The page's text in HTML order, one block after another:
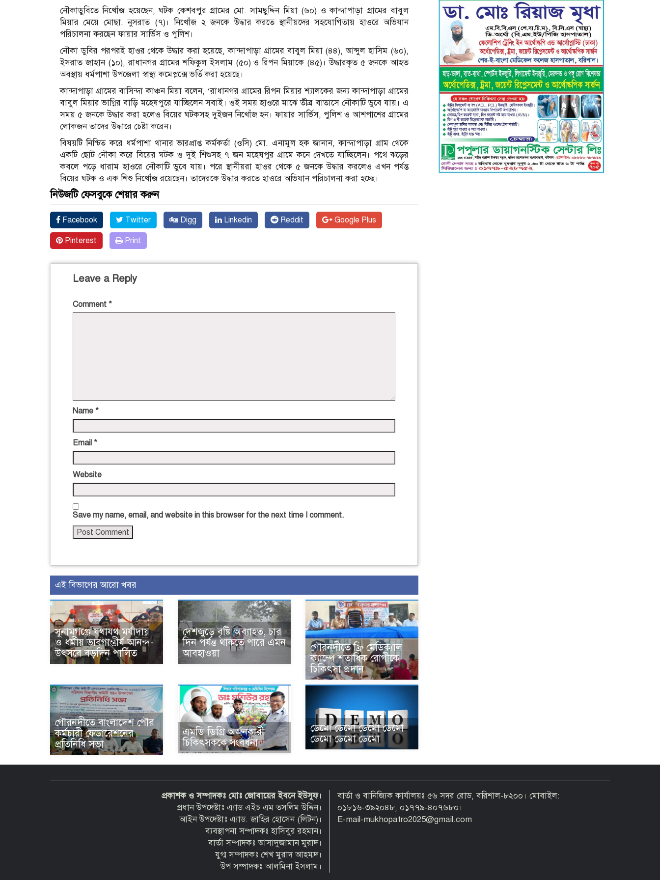
নৌকাডুবিতে নিখোঁজ হয়েছেন, ঘটক কেশবপুর গ্রামের মো. সামছুদ্দিন মিয়া (৬০) ও কান্দাপাড়া গ্রামের বাবুল
মিয়ার মেয়ে মোছা. নুসরাত (৭)। নিখোঁজ ২ জনকে উদ্ধার করতে স্থানীয়দের সহযোগিতায় হাওরে অভিযান
পরিচালনা করছেন ফায়ার সার্ভিস ও পুলিশ।
নৌকা ডুবির পরপরই হাওর থেকে উদ্ধার করা হয়েছে, কান্দাপাড়া গ্রামের বাবুল মিয়া (৪৪), আব্দুল হাসিম (৬০),
ইসরাত জাহান (১০), রাধানগর গ্রামের শফিকুল ইসলাম (৫০) ও রিপন মিয়াকে (৪৫)। উদ্ধারকৃত ৫ জনকে আহত
অবস্থায় ধর্মপাশা উপজেলা স্বাস্থ্য কমেপ্লক্সে ভর্তি করা হয়েছে।
কান্দাপাড়া গ্রামের বাসিন্দা কাঞ্চন মিয়া বলেন, ‘রাধানগর গ্রামের রিপন মিয়ার শ্যালকের জন্য কান্দাপাড়া গ্রামের
বাবুল মিয়ার ভাগ্নির বাড়ি মহেষপুরে যাচ্ছিলেন সবাই। ওই সময় হাওরে মাঝে তীব্র বাতাসে নৌকাটি ডুবে যায়। এ
সময় ৫ জনকে উদ্ধার করা হলেও বিয়ের ঘটকসহ দুইজন নিখোঁজ হন। ফায়ার সার্ভিস, পুলিশ ও আশপাশের গ্রামের
লোকজন তাদের উদ্ধারে চেষ্টা করেন।
বিষয়টি নিশ্চিত করে ধর্মপাশা থানার ভারপ্রাপ্ত কর্মকর্তা (ওসি) মো. এনামুল হক জানান, কান্দাপাড়া গ্রাম থেকে
একটি ছোট নৌকা করে বিয়ের ঘটক ও দুই শিশুসহ ৭ জন মহেষপুর গ্রামে কনে দেখতে যাচ্ছিলেন। পথে ঝড়ের
কবলে পড়ে ধারাম হাওরে নৌকাটি ডুবে যায়। পরে স্থানীয়রা হাওর থেকে ৫ জনকে উদ্ধার করলেও এখন পর্যন্ত
বিয়ের ঘটক ও এক শিশু নিখোঁজ রয়েছেন। তাদেরকে উদ্ধার করতে হাওরে অভিযান পরিচালনা করা হচ্ছে।
নিউজটি ফেসবুকে শেয়ার করুন
Facebook Twitter Digg Linkedin Reddit Google Plus
Pinterest Print
Leave a Reply
Comment *
Name *
Email *
Website
Save my name, email, and website in this browser for the next time I comment.
এই বিভাগের আরো খবর
সুনামগঞ্জে যথাযথ মর্যাদায়
ও ধর্মীয় ভাবগাম্ভীর্য আনন্দ-
উৎসবে বড়দিন পালিত
দেশজুড়ে বৃষ্টি অব্যাহত, চার
দিন পর্যন্ত থাকতে পারে এমন
আবহাওয়া
গৌরনদীতে ফ্রি মেডিক্যাল
ক্যাম্পে শতাধিক রোগীকে
চিকিৎসা প্রদান
গৌরনদীতে বাংলাদেশ পৌর
কর্মচারী ফেডারেশনের
প্রতিনিধি সভা
এমডি ডিগ্রি অর্জনকারী
চিকিৎসককে সংবর্ধনা
ডেমো ডেমো ডেমো ডেমো
ডেমো ডেমো ডেমো
গৌরনদী প্রেসক্লাবের সাধারণ
সম্পাদকের ওপর হামলা, জেলা
সাংবাদিক ইউনিয়নের নিন্দা
বরিশাল ক্লাবের সভাপতি নির্বাচিত
হওয়ায় এ্যাডঃ মুজিবুর রহমান সরোয়ার
কে ফুলেল শুভেচ্ছা”
প্রকাশক ও সম্পাদকঃ মোঃ জোবায়ের ইবনে ইউসুফ।
প্রধান উপদেষ্টাঃ এ্যাড.এইচ এম তসলিম উদ্দিন।
আইন উপদেষ্টাঃ এ্যাড. জাহির হোসেন (লিটন)।
ব্যবস্থাপনা সম্পাদকঃ হাসিবুর রহমান।
বার্তা সম্পাদকঃ আসাদুজামান মুরাদ।
যুগ্ম সম্পাদকঃ শেখ মুরাদ আহম্মদ।
উপ সম্পাদকঃ আলমিনা ইসলাম।
বার্তা ও বানিজ্যিক কার্যালয়ঃ ৫৬ সদর রোড, বরিশাল-৮২০০। মোবাইল:
০১৮১৬-৩৯২০৪৮, ০১৭৭৯-৪০৭৬৮০।
E-mail-mukhopatro2025@gmail.com